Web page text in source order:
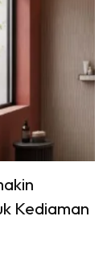
tidak
Kediaman